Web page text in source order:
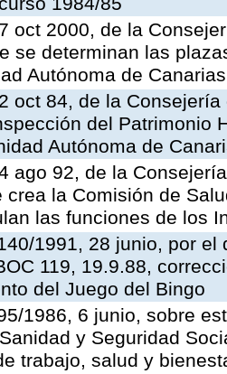
oct 2000, de la
se determinan las
Autónoma de Canarias
oct 84, de la
del Patrimonio
Autónoma de
ago 92, de la
crea la Comisión de
las funciones de los
1991, 28 junio, por
119, 19.9.88,
del Juego del Bingo
1986, 6 junio, sobre
y Seguridad
trabajo, salud y